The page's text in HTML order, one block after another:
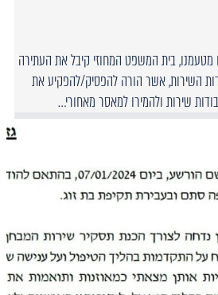
מטעמנו, בית המשפט המחוזי קיבל את העתירה
השירות, אשר הורה להפסיק/להפקיע את
שירות ולהמירו למאסר מאחורי…